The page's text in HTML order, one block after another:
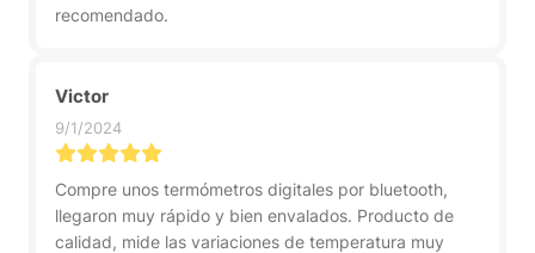
recomendado.
Victor
9/1/2024
Compre unos termómetros digitales por bluetooth,
llegaron muy rápido y bien envalados. Producto de
calidad, mide las variaciones de temperatura muy